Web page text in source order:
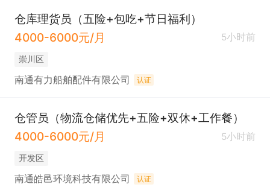
仓库理货员（五险+包吃+节日福利）
4000-6000元/月
5小时前
崇川区
南通有力船舶配件有限公司 认证
仓管员（物流仓储优先+五险+双休+工作餐）
4000-6000元/月
5小时前
开发区
南通皓邑环境科技有限公司 认证